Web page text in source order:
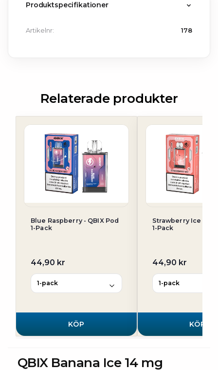
Produktspecifikationer
Artikelnr: 178
Relaterade produkter
Blue Raspberry - QBIX Pod
1-Pack
44,90 kr
KÖP
Strawberry Ice -
1-Pack
44,90 kr
KÖP
QBIX Banana Ice 14 mg